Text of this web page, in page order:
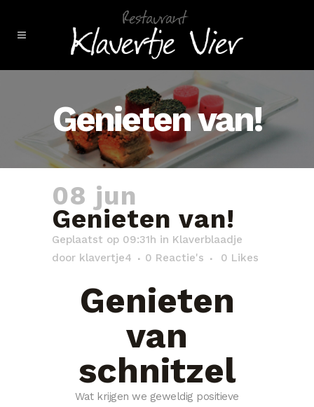
Genieten van!
08 jun
Genieten van!
Geplaatst op 09:31h in Klaverblaadje
door klavertje4 0 Reactie's 0 Likes
Genieten
van
schnitzel
Wat krijgen we geweldig positieve